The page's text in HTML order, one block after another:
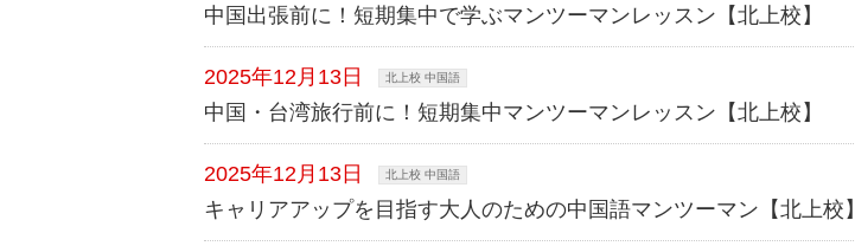
中国出張前に！短期集中で学ぶマンツーマンレッスン【北上校】
2025年12月13日 北上校 中国語
中国・台湾旅行前に！短期集中マンツーマンレッスン【北上校】
2025年12月13日 北上校 中国語
キャリアアップを目指す大人のための中国語マンツーマン【北上校】